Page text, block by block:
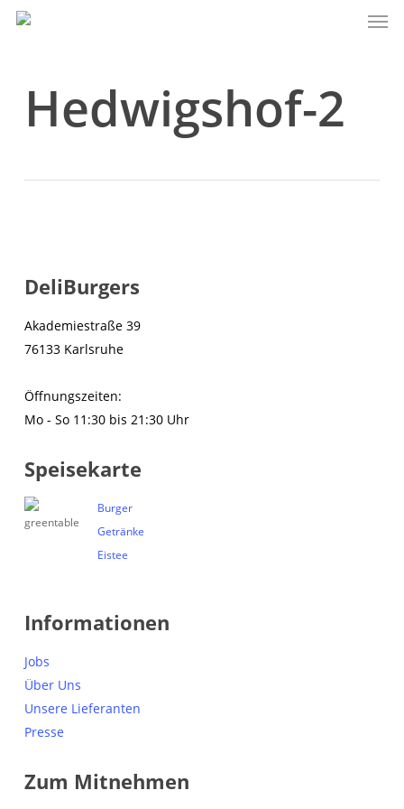
Skip
Hedwigshof-2
DeliBurgers
Akademiestraße 39
76133 Karlsruhe
Öffnungszeiten:
Mo - So 11:30 bis 21:30 Uhr
Speisekarte
Burger
Getränke
Eistee
Informationen
Jobs
Über Uns
Unsere Lieferanten
Presse
Zum Mitnehmen